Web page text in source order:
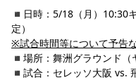
YANMAR HANASAKA
DAZNで観戦
DAZNで観戦
Lise（ライセンスビジネス）
サステナビリティポリシー
活動レポート
SPORT
すべて
ホームタウン
パートナー
アカデミー
◾︎日時：5/18（月）10:30
定）
※試合時間等について予告
◾︎場所：舞洲グラウンド（
◾︎試合：セレッソ大阪 vs.